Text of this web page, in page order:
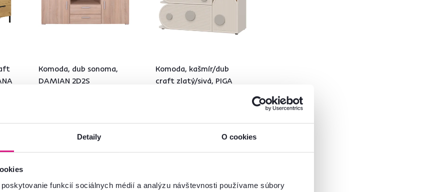
Detaily O cookies
funkcií sociálnych médií a analýzu návštevnosti používame súbory
Komoda, dub sonoma,
DAMIAN 2D2S
165 €
Komoda, kašmír/dub
craft zlatý/sivá, PIGA
269 €